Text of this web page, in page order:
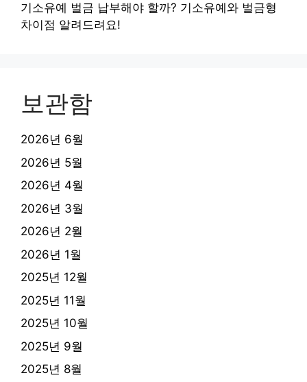
기소유예 벌금 납부해야 할까? 기소유예와 벌금형
차이점 알려드려요!
보관함
2026년 6월
2026년 5월
2026년 4월
2026년 3월
2026년 2월
2026년 1월
2025년 12월
2025년 11월
2025년 10월
2025년 9월
2025년 8월